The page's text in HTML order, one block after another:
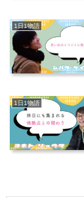
1日1物語
1日1物語